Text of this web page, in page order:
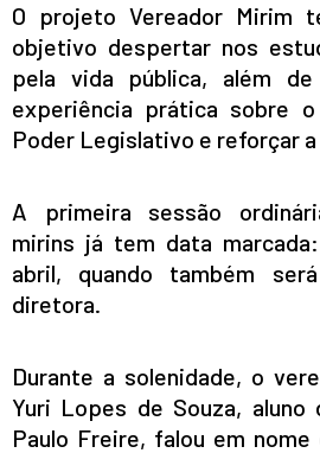
O projeto Vereador Mirim
objetivo despertar nos
pela vida pública, além de
experiência prática sobre
Poder Legislativo e reforçar
A primeira sessão
mirins já tem data
abril, quando também
diretora.
Durante a solenidade, o
Yuri Lopes de Souza, aluno
Paulo Freire, falou em